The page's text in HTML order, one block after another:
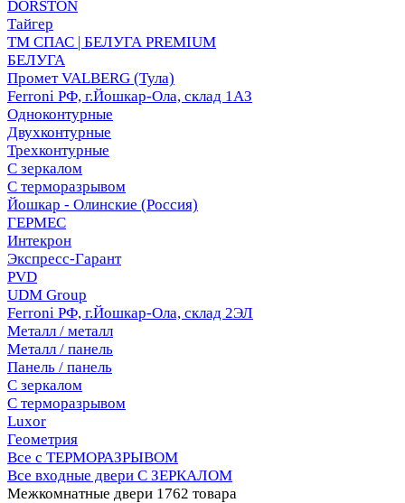
DORSTON
Тайгер
ТМ СПАС | БЕЛУГА PREMIUM
БЕЛУГА
Промет VALBERG (Тула)
Ferroni РФ, г.Йошкар-Ола, склад 1АЗ
Одноконтурные
Двухконтурные
Трехконтурные
С зеркалом
С терморазрывом
Йошкар - Олинские (Россия)
ГЕРМЕС
Интекрон
Экспресс-Гарант
PVD
UDM Group
Ferroni РФ, г.Йошкар-Ола, склад 2ЭЛ
Металл / металл
Металл / панель
Панель / панель
С зеркалом
С терморазрывом
Luxor
Геометрия
Все с ТЕРМОРАЗРЫВОМ
Все входные двери С ЗЕРКАЛОМ
Межкомнатные двери 1762 товара